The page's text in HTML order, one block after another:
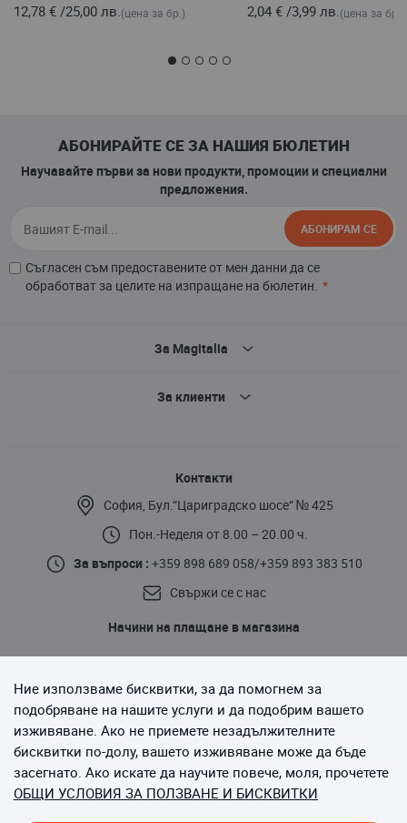
12,78 € /25,00 лв. (цена за бр.) 2,04 €/3,99 лв. (цена за бр.)
АБОНИРАЙТЕ СЕ ЗА НАШИЯ БЮЛЕТИН
Научавайте първи за нови продукти, промоции и специални
предложения.
Съгласен съм предоставените от мен данни да се
обработват за целите на изпращане на бюлетин.
АБОНИРАМ СЕ
За Magitalia
За клиенти
Контакти
София, Бул.“Цариградско шосе“ № 425
Пон.-Неделя от 8.00 – 20.00 ч.
За въпроси : +359 898 689 058/+359 893 383 510
Свържи се с нас
Начини на плащане в магазина
Ние използваме бисквитки, за да помогнем за
подобряване на нашите услуги и да подобрим вашето
изживяване. Ако не приемете незадължителните
бисквитки по-долу, вашето изживяване може да бъде
засегнато. Ако искате да научите повече, моля, прочетете
ОБЩИ УСЛОВИЯ ЗА ПОЛЗВАНЕ И БИСКВИТКИ